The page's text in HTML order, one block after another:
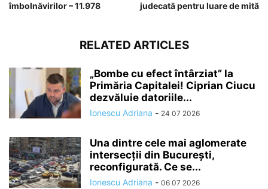
îmbolnăvirilor – 11.978
judecată pentru luare de mită
RELATED ARTICLES
„Bombe cu efect întârziat” la
Primăria Capitalei! Ciprian Ciucu
dezvăluie datoriile...
Ionescu Adriana - 24 07 2026
Una dintre cele mai aglomerate
intersecții din București,
reconfigurată. Ce se...
Ionescu Adriana - 06 07 2026